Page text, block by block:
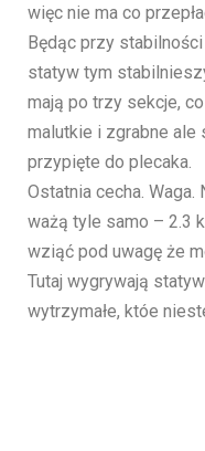
więc nie ma co
Będąc przy
statyw tym
mają po trzy sekcje,
malutkie i zgrabne ale
przypięte do plecaka.
Ostatnia cecha.
ważą tyle samo – 2.3
wziąć pod uwagę że
Tutaj wygrywają
wytrzymałe, któe